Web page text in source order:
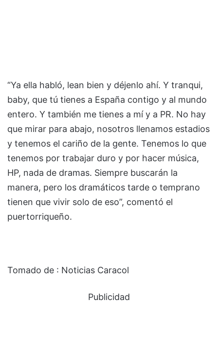
“Ya ella habló, lean bien y déjenlo ahí. Y tranqui,
baby, que tú tienes a España contigo y al mundo
entero. Y también me tienes a mí y a PR. No hay
que mirar para abajo, nosotros llenamos estadios
y tenemos el cariño de la gente. Tenemos lo que
tenemos por trabajar duro y por hacer música,
HP, nada de dramas. Siempre buscarán la
manera, pero los dramáticos tarde o temprano
tienen que vivir solo de eso”, comentó el
puertorriqueño.
Tomado de : Noticias Caracol
Publicidad